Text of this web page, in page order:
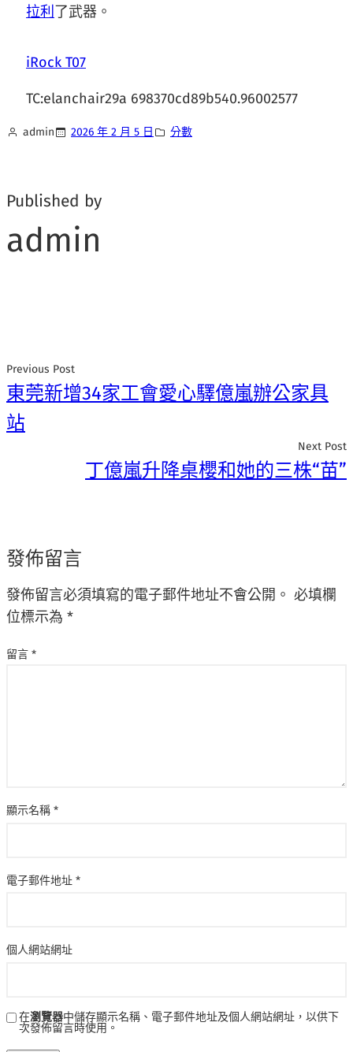
拉利 了武器。
iRock T07
TC:elanchair29a 698370cd89b540.96002577
admin 2026 年 2 月 5 日 分數
Published by
admin
Previous Post
東莞新增34家工會愛心驛億嵐辦公家具
站
Next Post
丁億嵐升降桌櫻和她的三株“苗”
發佈留言
發佈留言必須填寫的電子郵件地址不會公開。 必填欄
位標示為 *
留言 *
顯示名稱 *
電子郵件地址 *
個人網站網址
在瀏覽器中儲存顯示名稱、電子郵件地址及個人網站網址，以供下
次發佈留言時使用。